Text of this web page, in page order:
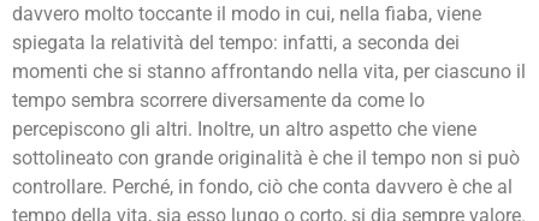
davvero molto toccante il modo in cui, nella fiaba, viene
spiegata la relatività del tempo: infatti, a seconda dei
momenti che si stanno affrontando nella vita, per ciascuno il
tempo sembra scorrere diversamente da come lo
percepiscono gli altri. Inoltre, un altro aspetto che viene
sottolineato con grande originalità è che il tempo non si può
controllare. Perché, in fondo, ciò che conta davvero è che al
tempo della vita, sia esso lungo o corto, si dia sempre valore.